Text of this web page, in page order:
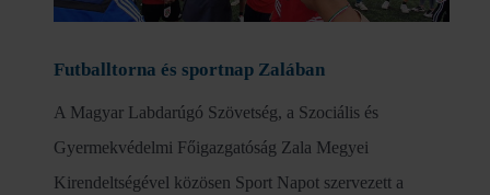
Futballtorna és sportnap Zalában
A Magyar Labdarúgó Szövetség, a Szociális és
Gyermekvédelmi Főigazgatóság Zala Megyei
Kirendeltségével közösen Sport Napot szervezett a